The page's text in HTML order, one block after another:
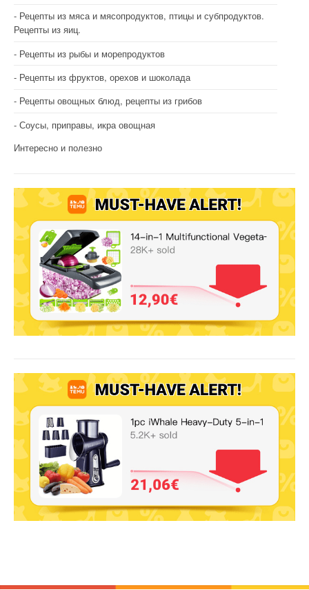
Рецепты из мяса и мясопродуктов, птицы и субпродуктов.
Рецепты из яиц.
Рецепты из рыбы и морепродуктов
Рецепты из фруктов, орехов и шоколада
Рецепты овощных блюд, рецепты из грибов
Соусы, приправы, икра овощная
Интересно и полезно